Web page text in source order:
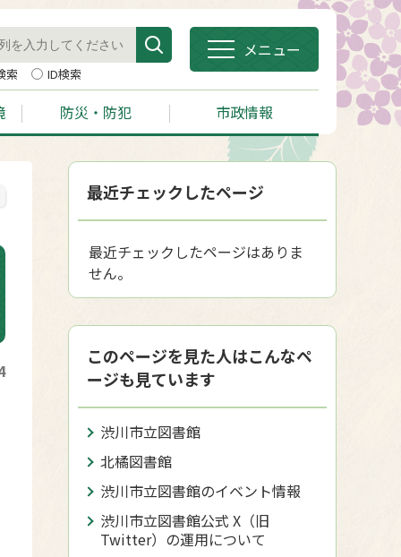
索 ID検索
メニュー
防災・防犯 市政情報
最近チェックしたページ
最近チェックしたページはありま
せん。
このページを見た人はこんなペ
ージも見ています
渋川市立図書館
北橘図書館
渋川市立図書館のイベント情報
渋川市立図書館公式 X（旧
Twitter）の運用について